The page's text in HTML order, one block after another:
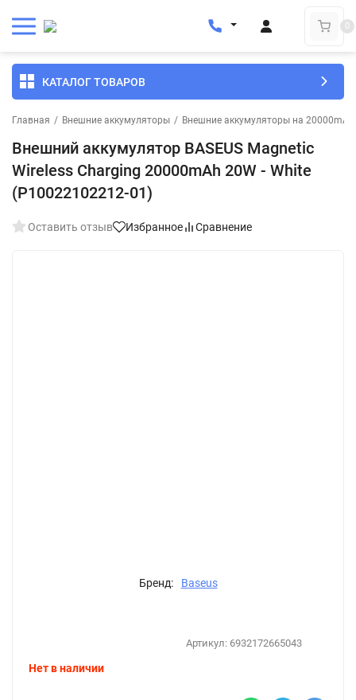
0
КАТАЛОГ ТОВАРОВ
Главная / Внешние аккумуляторы / Внешние аккумуляторы на 20000mAh
Внешний аккумулятор BASEUS Magnetic
Wireless Charging 20000mAh 20W - White
(P10022102212-01)
Оставить отзыв Избранное Сравнение
Бренд: Baseus
Артикул: 6932172665043
Нет в наличии